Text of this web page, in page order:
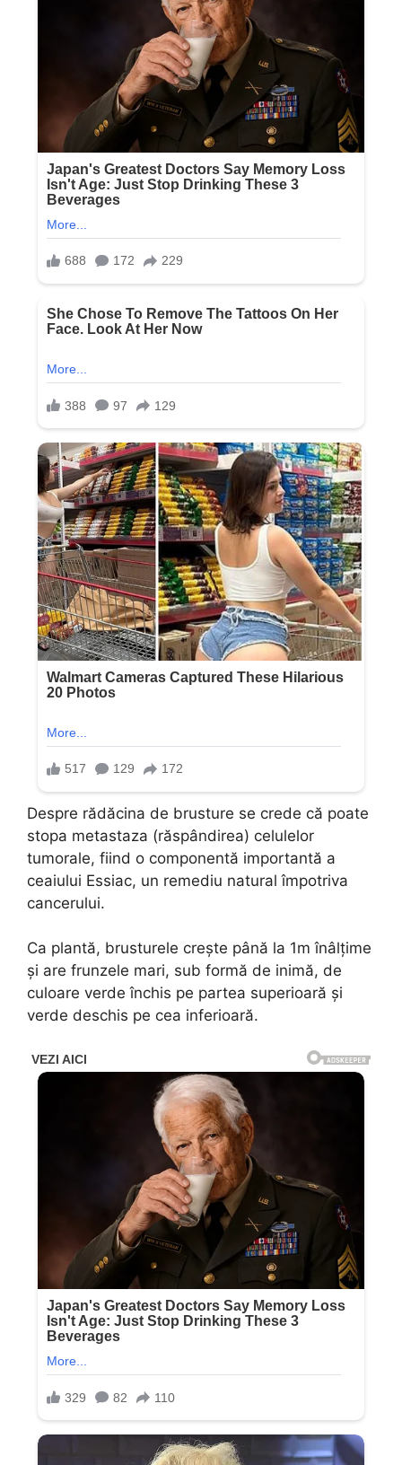
Despre rădăcina de brusture se crede că poate
stopa metastaza (răspândirea) celulelor
tumorale, fiind o componentă importantă a
ceaiului Essiac, un remediu natural împotriva
cancerului.
Ca plantă, brusturele crește până la 1m înâlțime
și are frunzele mari, sub formă de inimă, de
culoare verde închis pe partea superioară și
verde deschis pe cea inferioară.